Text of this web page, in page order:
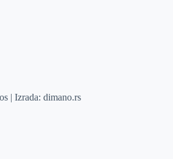
| Izrada:dimano.rs